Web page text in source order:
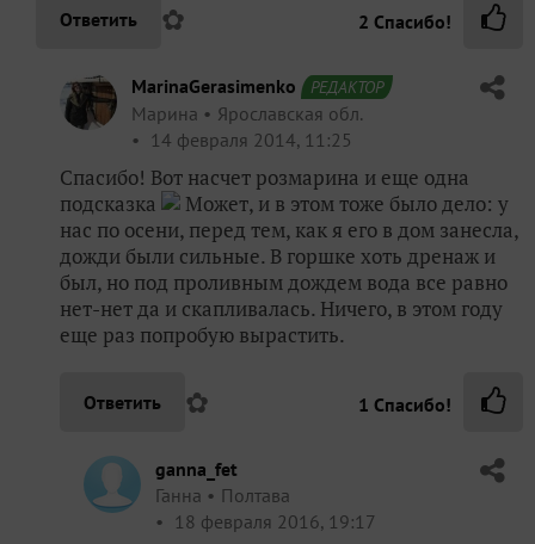
Ответить ✿ 2 Спасибо!
MarinaGerasimenko РЕДАКТОР
Марина
Ярославская обл.
14 февраля 2014, 11:25
Спасибо! Вот насчет розмарина и еще одна
подсказка
Может, и в этом тоже было дело: у
нас по осени, перед тем, как я его в дом занесла,
дожди были сильные. В горшке хоть дренаж и
был, но под проливным дождем вода все равно
нет-нет да и скапливалась. Ничего, в этом году
еще раз попробую вырастить.
Ответить ✿ 1 Спасибо!
ganna_fet
Ганна
Полтава
18 февраля 2016, 19:17